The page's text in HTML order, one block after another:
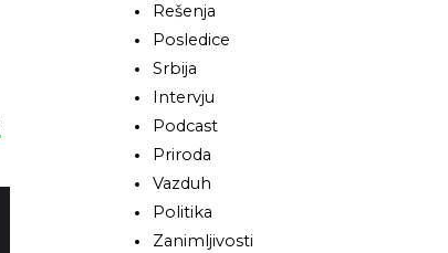
Rešenja
Posledice
Srbija
Intervju
Podcast
Priroda
Vazduh
Politika
Zanimljivosti